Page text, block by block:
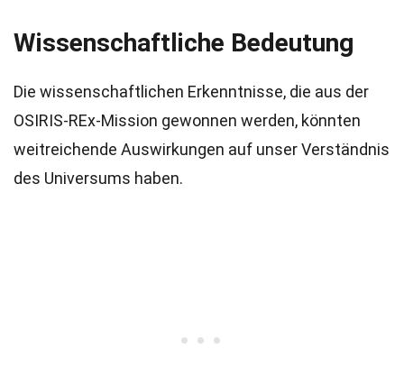
Wissenschaftliche Bedeutung
Die wissenschaftlichen Erkenntnisse, die aus der
OSIRIS-REx-Mission gewonnen werden, könnten
weitreichende Auswirkungen auf unser Verständnis
des Universums haben.